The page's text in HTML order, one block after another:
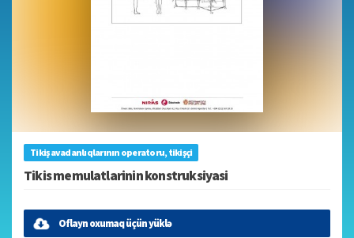
Tikiş avadanlıqlarının operatoru, tikişçi
Tikis memulatlarinin konstruksiyasi
Oflayn oxumaq üçün yüklə